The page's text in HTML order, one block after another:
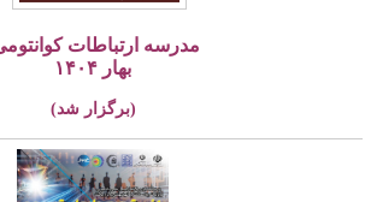
مدرسه ارتباطات کوانتومی،
بهار ۱۴۰۴
(برگزار شد)